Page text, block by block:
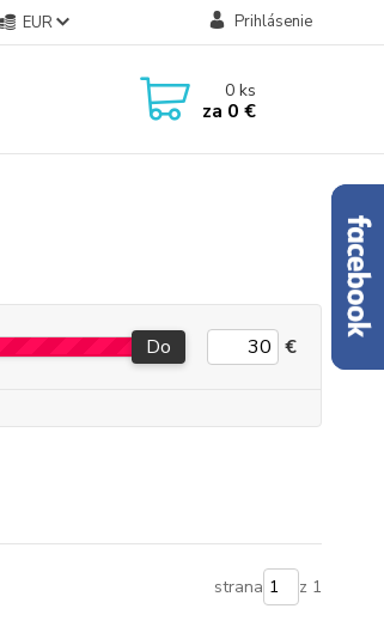
EUR Prihlásenie
0ks
za 0 €
Do €
strana z 1